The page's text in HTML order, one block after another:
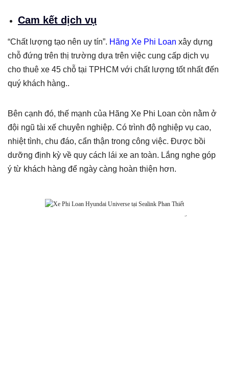
Cam kết dịch vụ
“Chất lượng tạo nên uy tín”. Hãng Xe Phi Loan xây dựng
chỗ đứng trên thị trường dựa trên việc cung cấp dịch vụ
cho thuê xe 45 chỗ tại TPHCM với chất lượng tốt nhất đến
quý khách hàng..
Bên cạnh đó, thế mạnh của Hãng Xe Phi Loan còn nằm ở
đội ngũ tài xế chuyên nghiệp. Có trình độ nghiệp vụ cao,
nhiệt tình, chu đáo, cẩn thận trong công việc. Được bồi
dưỡng định kỳ về quy cách lái xe an toàn. Lắng nghe góp
ý từ khách hàng để ngày càng hoàn thiện hơn.
Xe Phi Loan Hyundai Universe tại Sealink Phan Thiết